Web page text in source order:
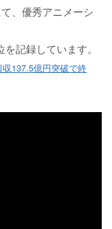
、優秀アニメーシ
記録しています。
137.5億円突破で終